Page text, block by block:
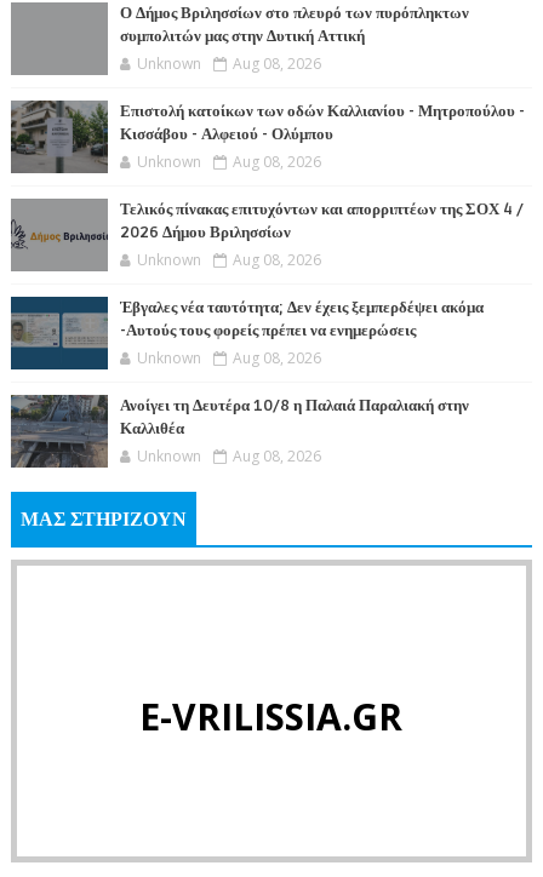
Ο Δήμος Βριλησσίων στο πλευρό των πυρόπληκτων
συμπολιτών μας στην Δυτική Αττική
Unknown Aug 08, 2026
Επιστολή κατοίκων των οδών Καλλιανίου - Μητροπούλου -
Κισσάβου - Αλφειού - Ολύμπου
Unknown Aug 08, 2026
Τελικός πίνακας επιτυχόντων και απορριπτέων της ΣΟΧ 4 /
2026 Δήμου Βριλησσίων
Unknown Aug 08, 2026
Έβγαλες νέα ταυτότητα; Δεν έχεις ξεμπερδέψει ακόμα
-Αυτούς τους φορείς πρέπει να ενημερώσεις
Unknown Aug 08, 2026
Ανοίγει τη Δευτέρα 10/8 η Παλαιά Παραλιακή στην
Καλλιθέα
Unknown Aug 08, 2026
ΜΑΣ ΣΤΗΡΙΖΟΥΝ
E-VRILISSIA.GR